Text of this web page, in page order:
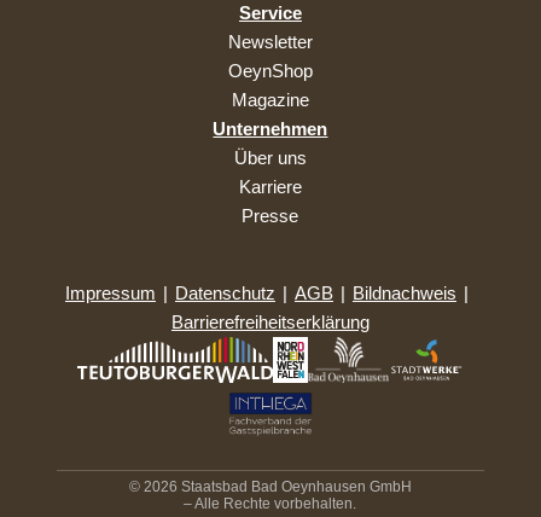
Service
Newsletter
OeynShop
Magazine
Unternehmen
Über uns
Karriere
Presse
Impressum | Datenschutz | AGB | Bildnachweis |
Barrierefreiheitserklärung
© 2026 Staatsbad Bad Oeynhausen GmbH
– Alle Rechte vorbehalten.